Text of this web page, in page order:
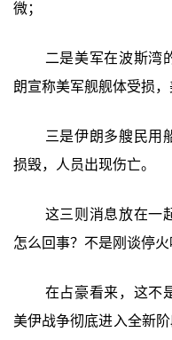
微；
二是美军在波斯湾
朗宣称美军舰舰体受损
三是伊朗多艘民用
损毁，人员出现伤亡。
这三则消息放在一
怎么回事？不是刚谈停
在占豪看来，这不
美伊战争彻底进入全新